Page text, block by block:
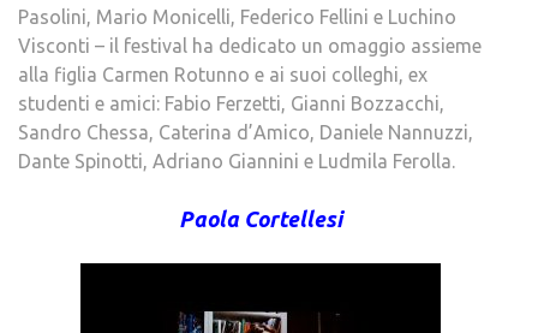
Pasolini, Mario Monicelli, Federico Fellini e Luchino
Visconti – il festival ha dedicato un omaggio assieme
alla figlia Carmen Rotunno e ai suoi colleghi, ex
studenti e amici: Fabio Ferzetti, Gianni Bozzacchi,
Sandro Chessa, Caterina d’Amico, Daniele Nannuzzi,
Dante Spinotti, Adriano Giannini e Ludmila Ferolla.
Paola Cortellesi